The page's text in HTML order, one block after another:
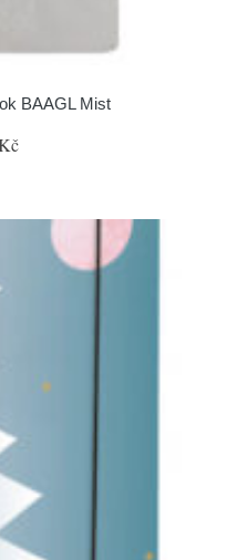
BAAGL Mist